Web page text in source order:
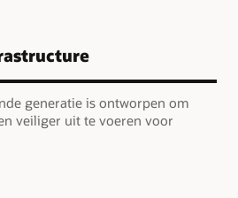
generatie is ontworpen om
veiliger uit te voeren voor